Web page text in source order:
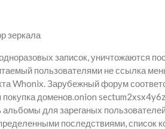
записок, уничтожаются
пользователями не ссылка
Whonix. Зарубежный форум
доменов.onion
альбомы для зареганых
последствиями, список